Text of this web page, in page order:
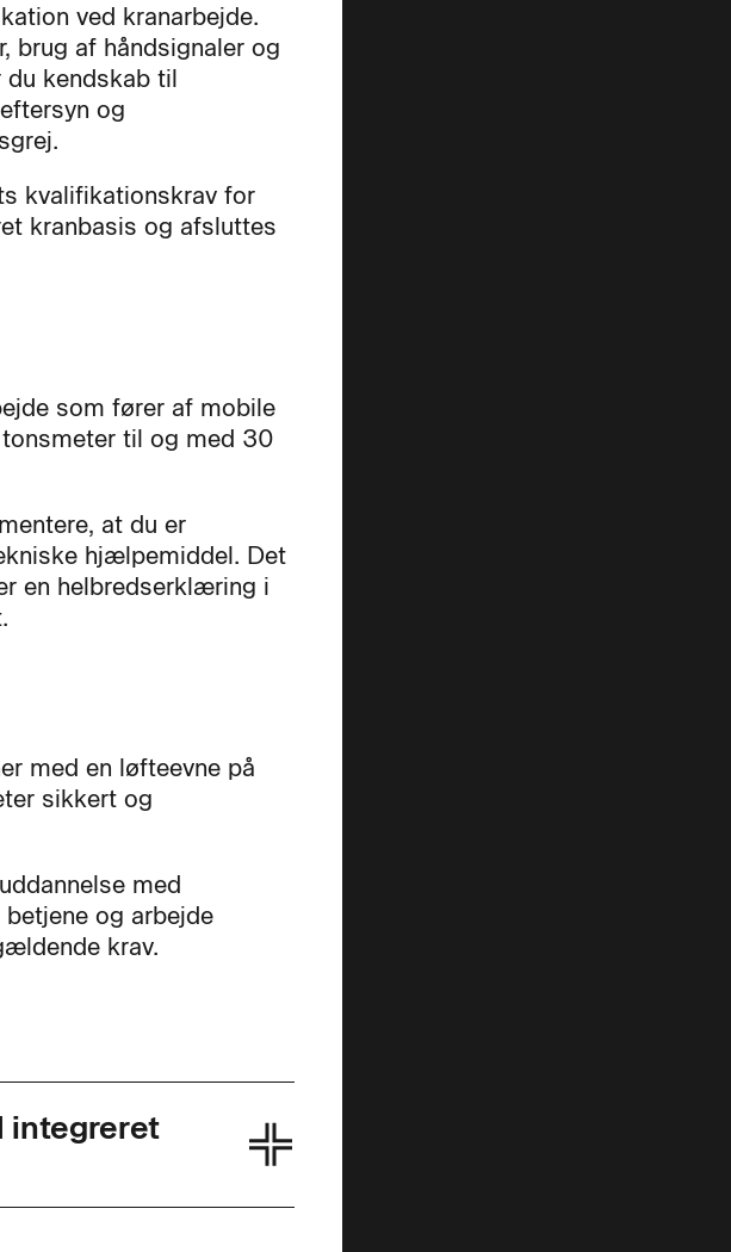
ved kranarbejde.
brug af håndsignaler og
du kendskab til
og
kvalifikationskrav for
kranbasis og afsluttes
som fører af mobile
til og med 30
at du er
hjælpemiddel. Det
en helbredserklæring i
med en løfteevne på
sikkert og
med
og arbejde
krav.
integreret